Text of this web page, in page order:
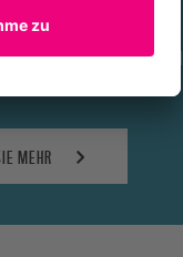
des
sind zwei Drittel
MEHR